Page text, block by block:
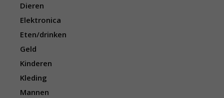
Dieren
Elektronica
Eten/drinken
Geld
Kinderen
Kleding
Mannen